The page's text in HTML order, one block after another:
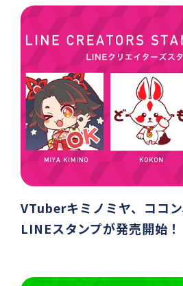
VTuberキミノミヤ、ココ
LINEスタンプが発売開始！